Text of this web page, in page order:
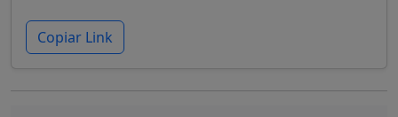
Copiar Link